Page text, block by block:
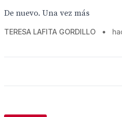
De nuevo. Una vez más
TERESA LAFITA GORDILLO •